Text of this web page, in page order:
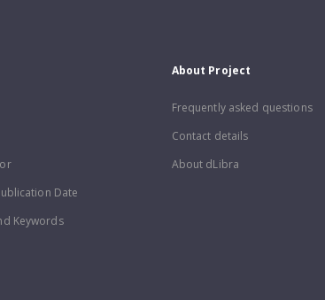
Date
Keywords
About Project
Frequently asked questions
Contact details
About dLibra